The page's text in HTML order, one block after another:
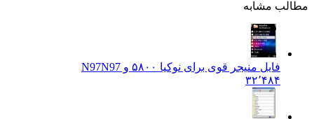
مطالب مشابه
فایل منیجر قوی برای نوکیا ۵۸۰۰ و N97
N97
۳۲٬۴۸۴